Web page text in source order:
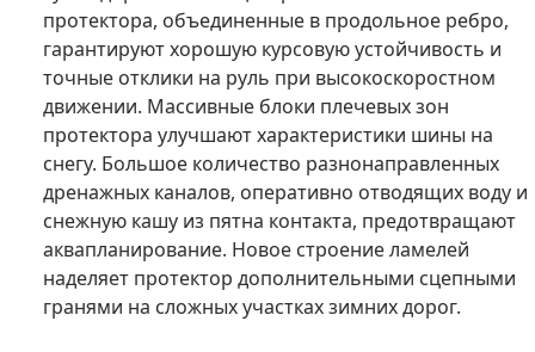
протектора, объединенные в продольное ребро,
гарантируют хорошую курсовую устойчивость и
точные отклики на руль при высокоскоростном
движении. Массивные блоки плечевых зон
протектора улучшают характеристики шины на
снегу. Большое количество разнонаправленных
дренажных каналов, оперативно отводящих воду и
снежную кашу из пятна контакта, предотвращают
аквапланирование. Новое строение ламелей
наделяет протектор дополнительными сцепными
гранями на сложных участках зимних дорог.